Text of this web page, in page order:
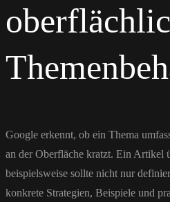
Google erkennt, ob ein Thema
an der Oberfläche kratzt. Ein Artikel
beispielsweise sollte nicht nur
konkrete Strategien, Beispiele und